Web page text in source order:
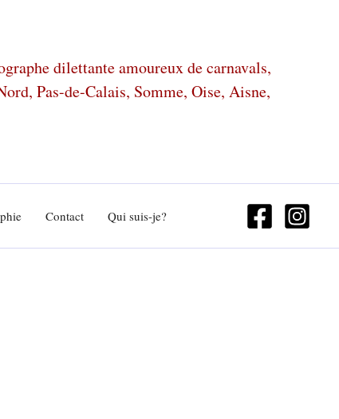
dilettante amoureux de carnavals,
Pas-de-Calais, Somme, Oise, Aisne,
Contact Qui suis-je?